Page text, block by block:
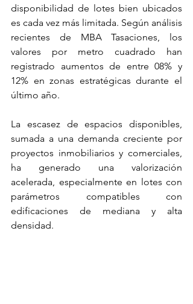
disponibilidad de lotes bien ubicados
es cada vez más limitada. Según análisis
recientes de MBA Tasaciones, los
valores por metro cuadrado han
registrado aumentos de entre 08% y
12% en zonas estratégicas durante el
último año.
La escasez de espacios disponibles,
sumada a una demanda creciente por
proyectos inmobiliarios y comerciales,
ha generado una valorización
acelerada, especialmente en lotes con
parámetros compatibles con
edificaciones de mediana y alta
densidad.